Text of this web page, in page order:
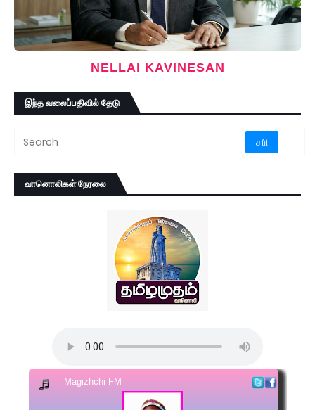
NELLAI KAVINESAN
இந்த வலைப்பதிவில் தேடு
வானொலிகள் நேரலை